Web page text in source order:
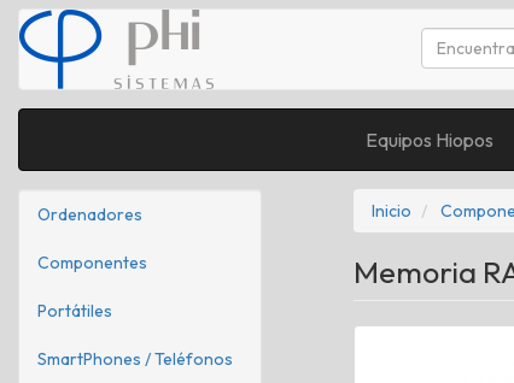
Equipos Hiopos
Ordenadores
Componentes
Portátiles
SmartPhones / Teléfonos
Inicio
Memoria